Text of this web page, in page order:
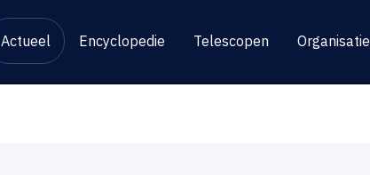
Actueel Encyclopedie Telescopen